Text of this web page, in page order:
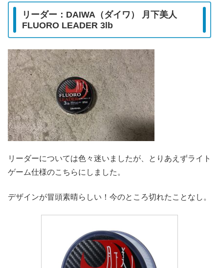
リーダー：DAIWA（ダイワ） 月下美人
FLUORO LEADER 3lb
リーダーについては色々迷いましたが、とりあえずライト
ゲーム仕様のこちらにしました。
デザインが冒頭素晴らしい！今のところ切れたことなし。